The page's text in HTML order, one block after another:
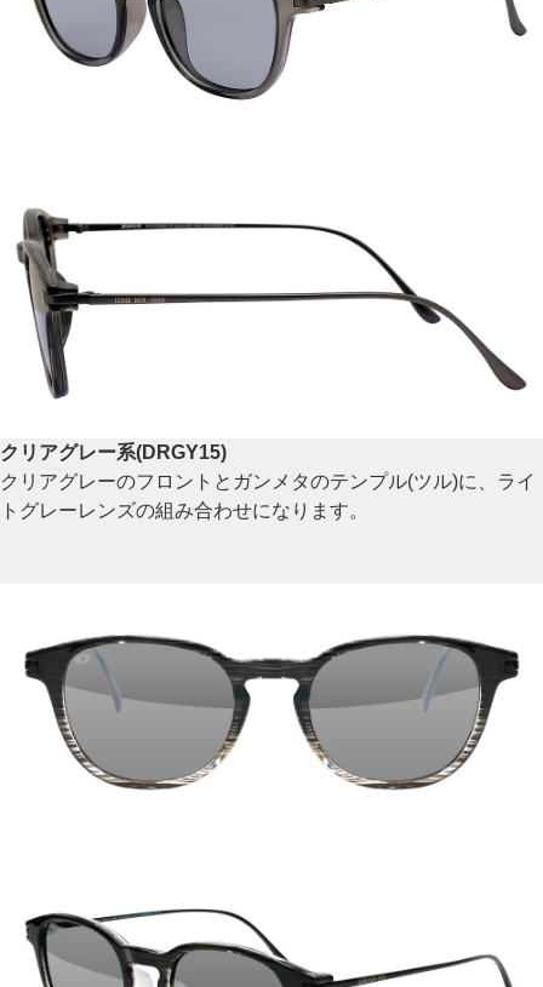
クリアグレー系(DRGY15)
クリアグレーのフロントとガンメタのテンプル(ツル)に、ライ
トグレーレンズの組み合わせになります。